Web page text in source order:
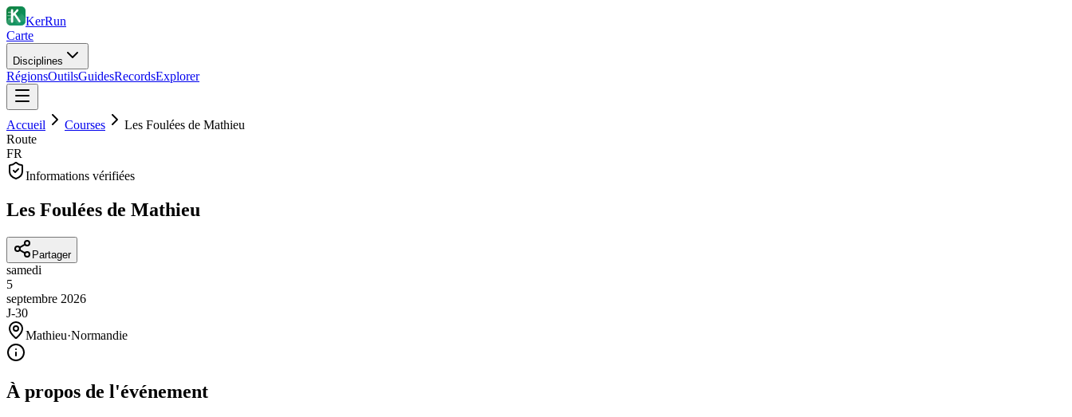
KerRun
Carte
Disciplines
RégionsOutilsGuidesRecordsExplorer
Accueil Courses
Les Foulées de Mathieu
Route
FR
Informations vérifiées
Les Foulées de Mathieu
Partager
samedi
5
septembre 2026
J-30
Mathieu·Normandie
À propos de l'événement